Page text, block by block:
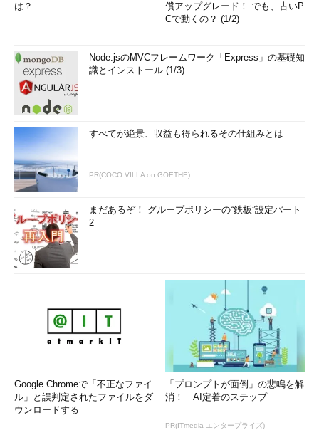
は？
償アップグレード！ でも、古いP
Cで動くの？ (1/2)
Node.jsのMVCフレームワーク「Express」の基礎知
識とインストール (1/3)
すべてが絶景、収益も得られるその仕組みとは
PR(COCO VILLA on GOETHE)
まだあるぞ！ グループポリシーの“鉄板”設定パート
2
Google Chromeで「不正なファイ
ル」と誤判定されたファイルをダ
ウンロードする
「プロンプトが面倒」の悲鳴を解
消！ AI定着のステップ
PR(ITmedia エンタープライズ)